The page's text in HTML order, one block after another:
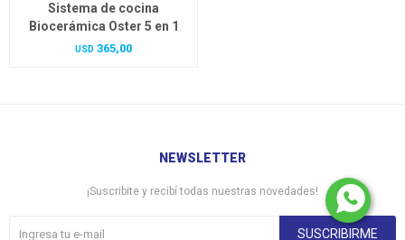
Sistema de cocina
Biocerámica Oster 5 en 1
USD 365,00
NEWSLETTER
¡Suscribite y recibí todas nuestras novedades!
SUSCRIBIRME